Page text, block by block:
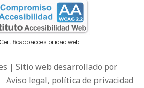
Certificado accesibilidad web
| Sitio web desarrollado por
Aviso legal, política de privacidad